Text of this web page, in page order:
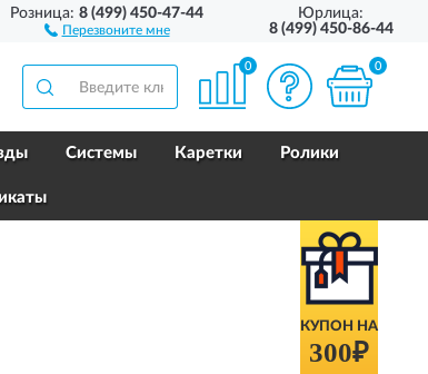
ВСЕЙ РОССИИ
Розница:8 (499) 450-47-44
Перезвоните мне
Юрлица:
8 (499) 450-86-44
0 0
Системы Каретки Ролики
КУПОН НА
300₽